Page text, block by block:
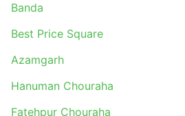
Banda
Best Price Square
Azamgarh
Hanuman Chouraha
Fatehpur Chouraha